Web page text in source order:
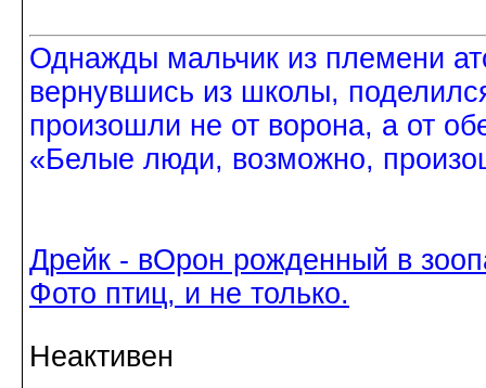
Однажды мальчик из племени
вернувшись из школы,
произошли не от ворона, а от
«Белые люди, возможно,
Дрейк - вОрон рожденный в
Фото птиц, и не только.
Неактивен